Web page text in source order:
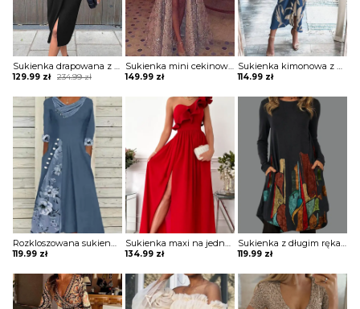
Sukienka drapowana z zamkiem i ozdobnymi paskami na ramionach
234.99zł
Original
was:
234.99 zł.
129.99 zł
Current
is:
129.99 zł.
Sukienka mini cekinowa z długą spódnicą
149.99 zł
Sukienka kimonowa z drapowaniem
114.99 zł
Rozkloszowana sukienka z ozdobnymi wstawkami
119.99 zł
Sukienka maxi na jedno ramię z falbaną
134.99 zł
Sukienka z długim rękawem z kieszeniami
119.99 zł